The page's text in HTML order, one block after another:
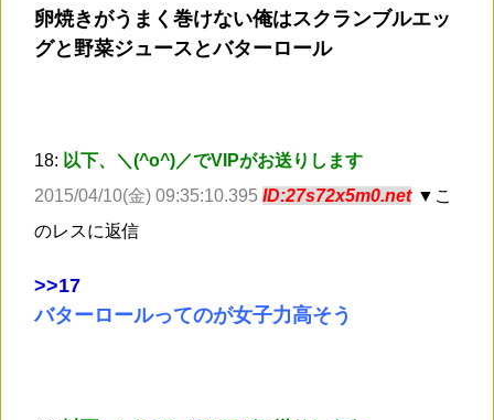
卵焼きがうまく巻けない俺はスクランブルエッ
グと野菜ジュースとバターロール
18: 以下、＼(^o^)／でVIPがお送りします
2015/04/10(金) 09:35:10.395 ID:27s72x5m0.net ▼こ
のレスに返信
>>17
バターロールってのが女子力高そう